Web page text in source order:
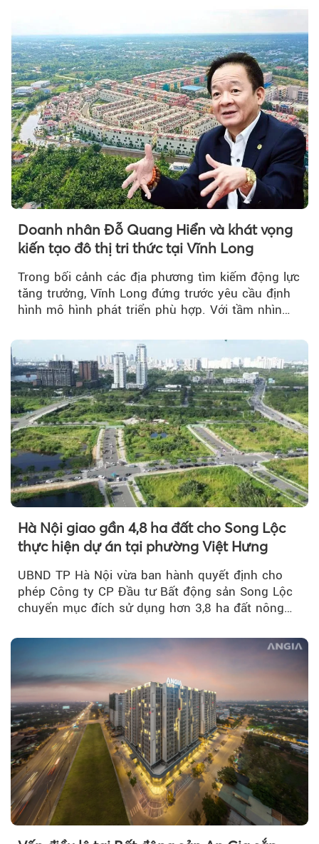
Doanh nhân Đỗ Quang Hiển và khát vọng
kiến tạo đô thị tri thức tại Vĩnh Long
Trong bối cảnh các địa phương tìm kiếm động lực
tăng trưởng, Vĩnh Long đứng trước yêu cầu định
hình mô hình phát triển phù hợp. Với tầm nhìn
Hà Nội giao gần 4,8 ha đất cho Song Lộc
thực hiện dự án tại phường Việt Hưng
UBND TP Hà Nội vừa ban hành quyết định cho
phép Công ty CP Đầu tư Bất động sản Song Lộc
chuyển mục đích sử dụng hơn 3,8 ha đất nông